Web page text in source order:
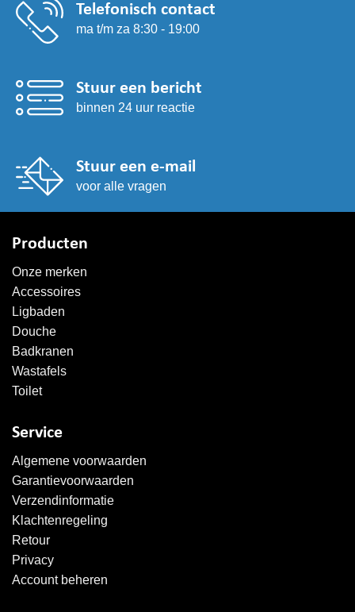
Telefonisch contact
ma t/m za 8:30 - 19:00
Stuur een bericht
binnen 24 uur reactie
Stuur een e-mail
voor alle vragen
Producten
Onze merken
Accessoires
Ligbaden
Douche
Badkranen
Wastafels
Toilet
Service
Algemene voorwaarden
Garantievoorwaarden
Verzendinformatie
Klachtenregeling
Retour
Privacy
Account beheren